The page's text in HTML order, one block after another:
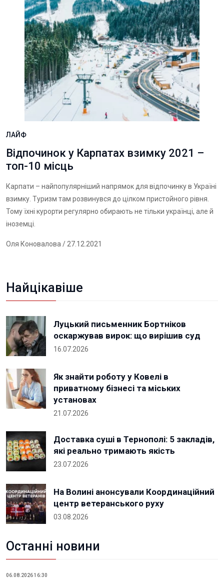
ЛАЙФ
Відпочинок у Карпатах взимку 2021 –
топ-10 місць
Карпати – найпопулярніший напрямок для відпочинку в Україні
взимку. Туризм там розвинувся до цілком пристойного рівня.
Тому їхні курорти регулярно обирають не тільки українці, але й
іноземці.
Оля Коновалова / 27.12.2021
Найцікавіше
Луцький письменник Бортніков
оскаржував вирок: що вирішив суд
16.07.2026
Як знайти роботу у Ковелі в
приватному бізнесі та міських
установах
21.07.2026
Доставка суші в Тернополі: 5 закладів,
які реально тримають якість
23.07.2026
На Волині анонсували Координаційний
центр ветеранського руху
03.08.2026
Останні новини
06.08.2026 16:30